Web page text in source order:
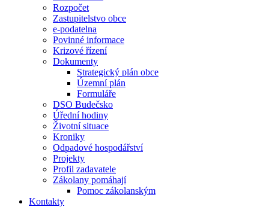
Rozpočet
Zastupitelstvo obce
e-podatelna
Povinné informace
Krizové řízení
Dokumenty
Strategický plán obce
Územní plán
Formuláře
DSO Budečsko
Úřední hodiny
Životní situace
Kroniky
Odpadové hospodářství
Projekty
Profil zadavatele
Zákolany pomáhají
Pomoc zákolanským
Kontakty